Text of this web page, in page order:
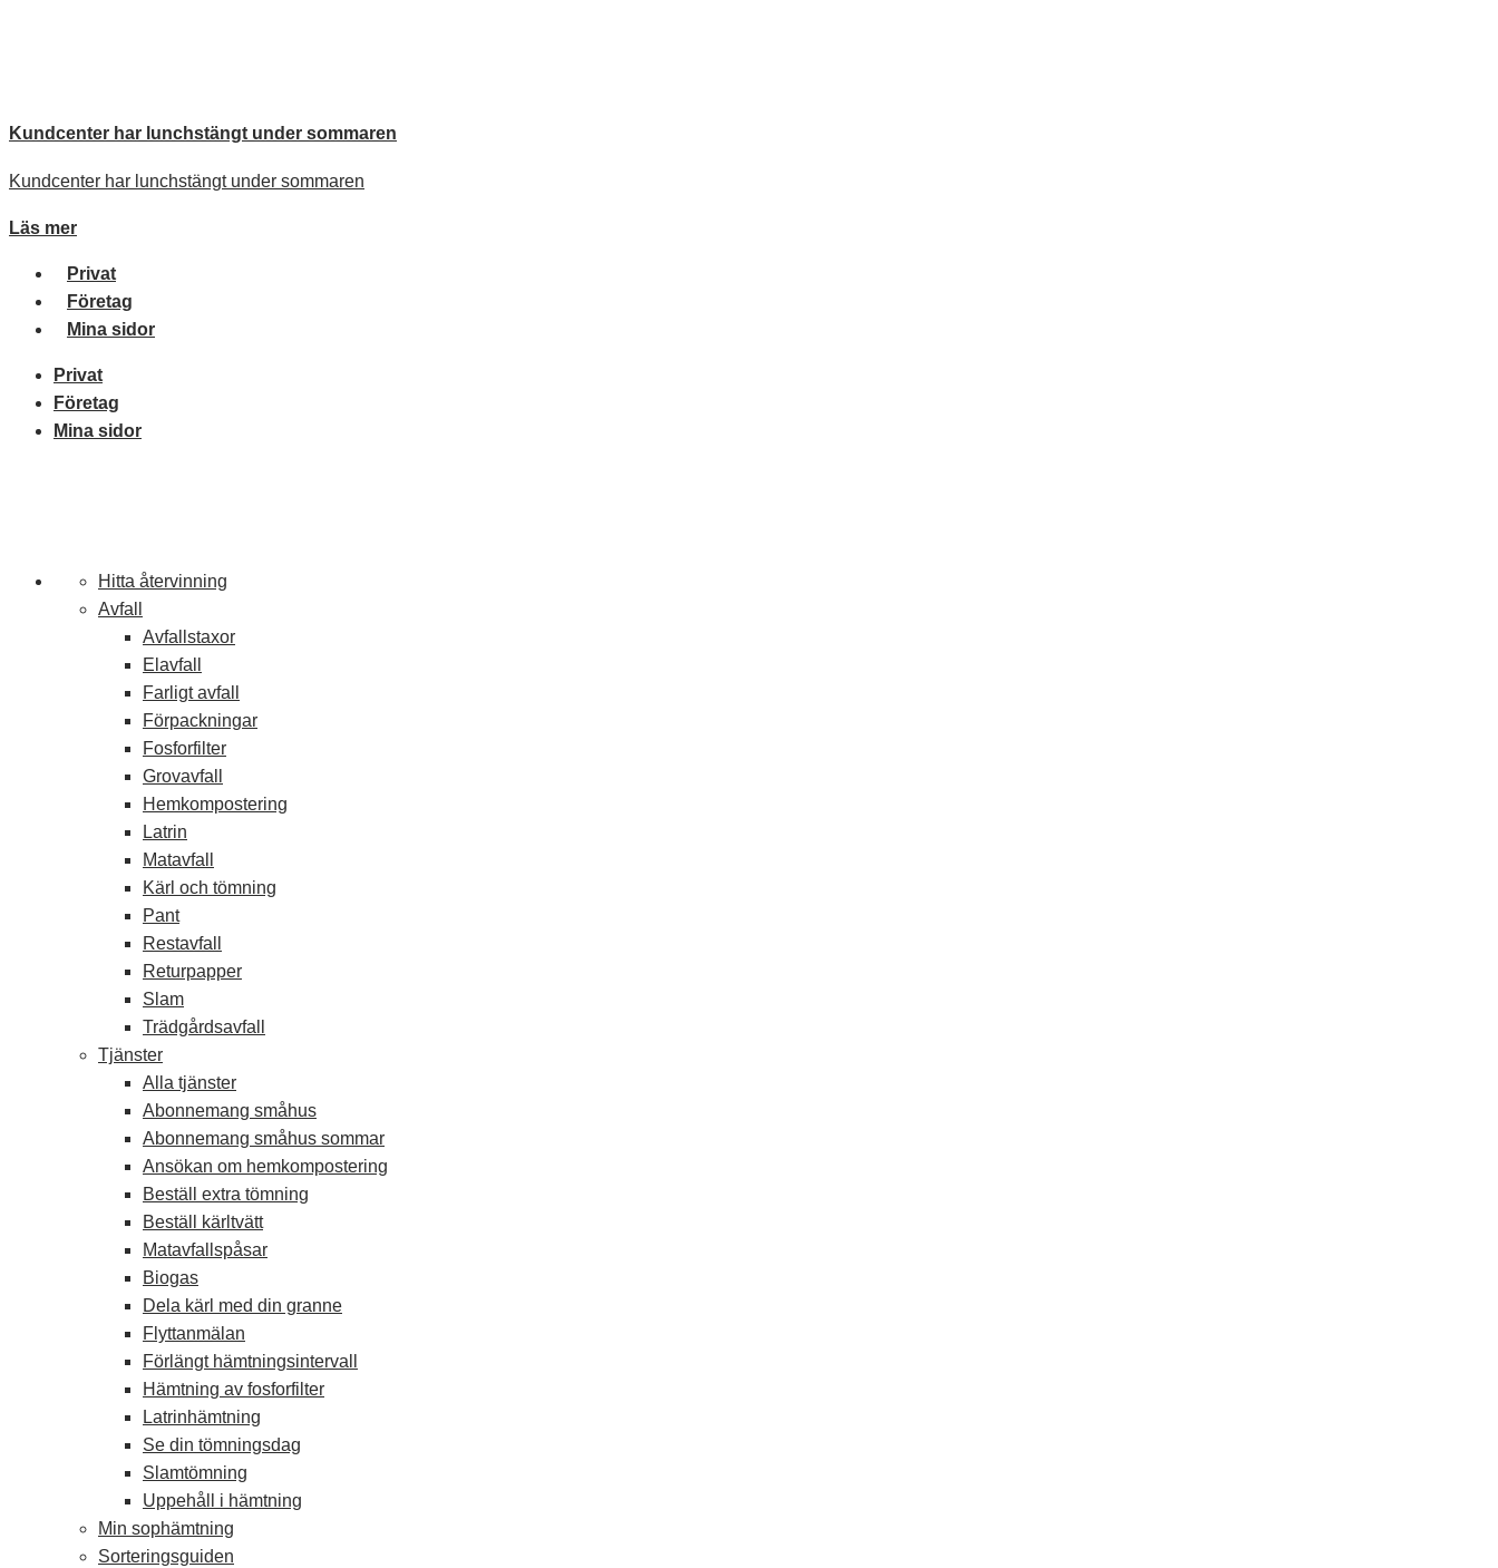
Kundcenter har lunchstängt under sommaren
Kundcenter har lunchstängt under sommaren
Läs mer
Privat
Företag
Mina sidor
Privat
Företag
Mina sidor
Hitta återvinning
Avfall
Avfallstaxor
Elavfall
Farligt avfall
Förpackningar
Fosforfilter
Grovavfall
Hemkompostering
Latrin
Matavfall
Kärl och tömning
Pant
Restavfall
Returpapper
Slam
Trädgårdsavfall
Tjänster
Alla tjänster
Abonnemang småhus
Abonnemang småhus sommar
Ansökan om hemkompostering
Beställ extra tömning
Beställ kärltvätt
Matavfallspåsar
Biogas
Dela kärl med din granne
Flyttanmälan
Förlängt hämtningsintervall
Hämtning av fosforfilter
Latrinhämtning
Se din tömningsdag
Slamtömning
Uppehåll i hämtning
Min sophämtning
Sorteringsguiden